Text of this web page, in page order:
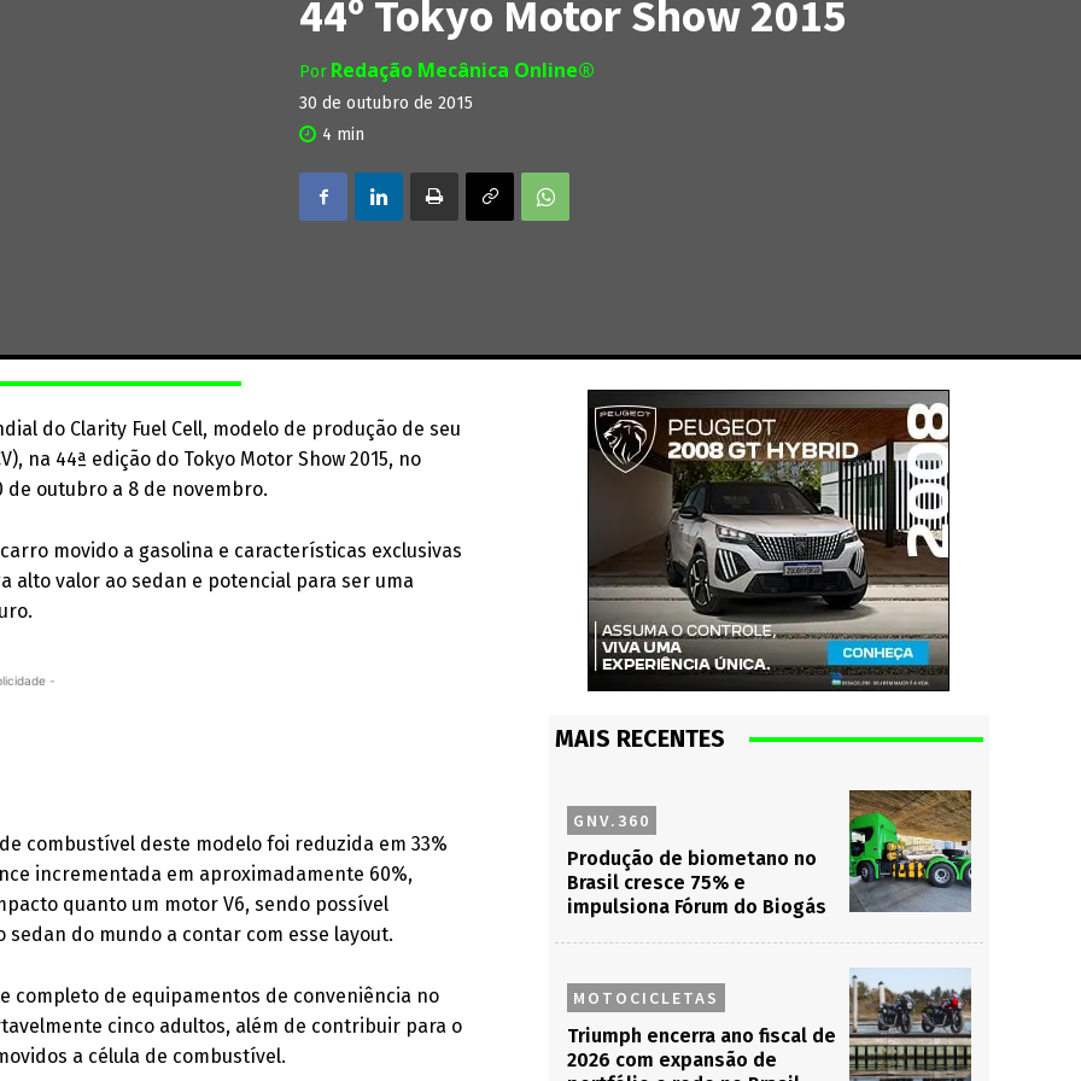
44º Tokyo Motor Show 2015
Por Redação Mecânica Online®
30 de outubro de 2015
4 min
do Clarity Fuel Cell, modelo de produção de seu
na 44ª edição do Tokyo Motor Show 2015, no
de outubro a 8 de novembro.
movido a gasolina e características exclusivas
alto valor ao sedan e potencial para ser uma
-
combustível deste modelo foi reduzida em 33%
incrementada em aproximadamente 60%,
quanto um motor V6, sendo possível
do mundo a contar com esse layout.
completo de equipamentos de conveniência no
cinco adultos, além de contribuir para o
a célula de combustível.
MAIS RECENTES
GNV.360
Produção de biometano no
Brasil cresce 75% e
impulsiona Fórum do Biogás
MOTOCICLETAS
Triumph encerra ano fiscal de
2026 com expansão de